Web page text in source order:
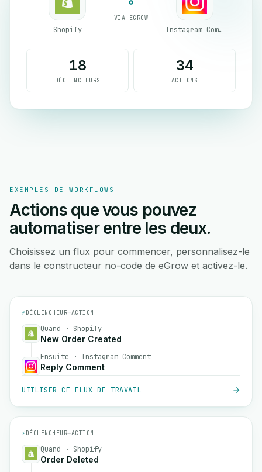
Shopify
VIA EGROW
Instagram Comment
18
DÉCLENCHEURS
34
ACTIONS
EXEMPLES DE WORKFLOWS
Actions que vous pouvez
automatiser entre les deux.
Choisissez un flux pour commencer, personnalisez-le
dans le constructeur no-code de eGrow et activez-le.
⚡ DÉCLENCHEUR→ACTION
Quand · Shopify
New Order Created
Ensuite · Instagram Comment
Reply Comment
UTILISER CE FLUX DE TRAVAIL
⚡ DÉCLENCHEUR→ACTION
Quand · Shopify
Order Deleted